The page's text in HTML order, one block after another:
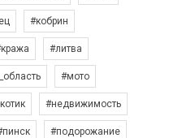
#кобрин
#литва
#мото
#недвижимость
#подорожание